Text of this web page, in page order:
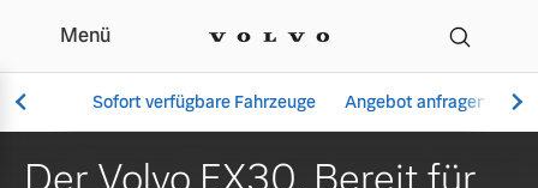
Ihr Volvo Händler in
Menü
Sofort verfügbare Fahrzeuge Angebot anfragen